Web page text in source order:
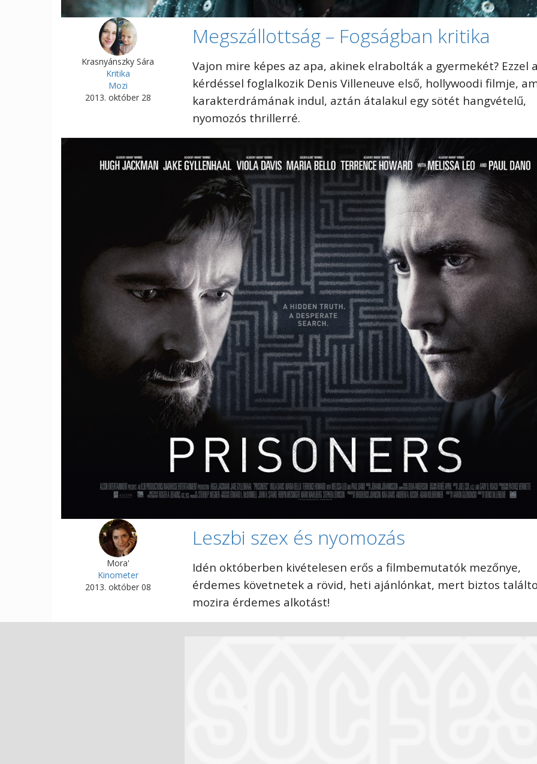
Krasnyánszky Sára
Kritika
Mozi
2013. október 28
Megszállottság – Fogságban kritika
Vajon mire képes az apa, akinek elrabolták a gyermekét? Ezzel
kérdéssel foglalkozik Denis Villeneuve első, hollywoodi filmje,
karakterdrámának indul, aztán átalakul egy sötét hangvételű,
nyomozós thrillerré.
Mora'
Kinometer
2013. október 08
Leszbi szex és nyomozás
Idén októberben kivételesen erős a filmbemutatók mezőnye,
érdemes követnetek a rövid, heti ajánlónkat, mert biztos
mozira érdemes alkotást!